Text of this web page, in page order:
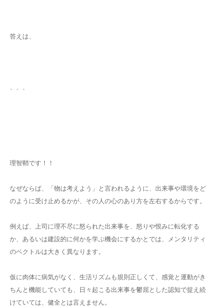
答えは、
、、、
理智鞘です！！
なぜならば、「物は考えよう」と言われるように、出来事や環境をど
のように受け止めるかが、その人の心のあり方を左右するからです。
例えば、上司に理不尽に怒られた出来事を、怒りや恨みに転化する
か、あるいは建設的に何かを学ぶ機会にするかとでは、メンタリティ
のベクトルは大きく異なります。
仮に肉体に病気がなく、生活リズムも規則正しくて、感覚と運動がき
ちんと機能していても、日々起こる出来事を鬱屈とした認知で捉え続
けていては、健全とは言えません。